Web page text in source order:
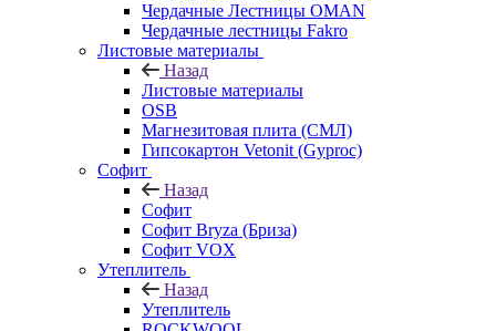
Чердачные Лестницы OMAN
Чердачные лестницы Fakro
Листовые материалы
Назад
Листовые материалы
OSB
Магнезитовая плита (СМЛ)
Гипсокартон Vetonit (Gyproc)
Софит
Назад
Софит
Софит Bryza (Бриза)
Софит VOX
Утеплитель
Назад
Утеплитель